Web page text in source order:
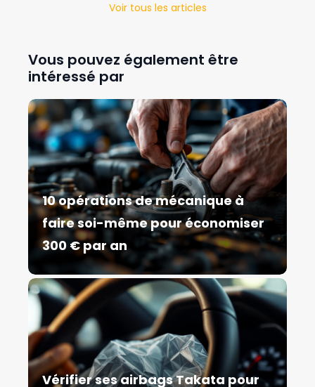
Voir tous les articles
Vous pouvez également être
intéressé par
10 opérations de mécanique à
faire soi-même pour économiser
300 € par an
Vérifier ses airbags Takata pour